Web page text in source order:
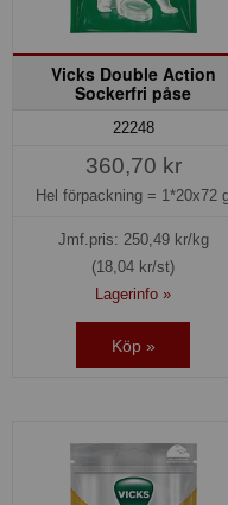
Vicks Double Action
Sockerfri påse
22248
360,70 kr
Hel förpackning = 1*20x72
Jmf.pris: 250,49kr/kg
(18,04 kr/st)
Lagerinfo »
Köp »